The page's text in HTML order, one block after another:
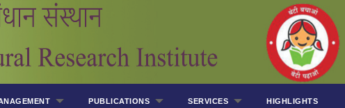
PUBLICATIONS SERVICES HIGHLIGHTS